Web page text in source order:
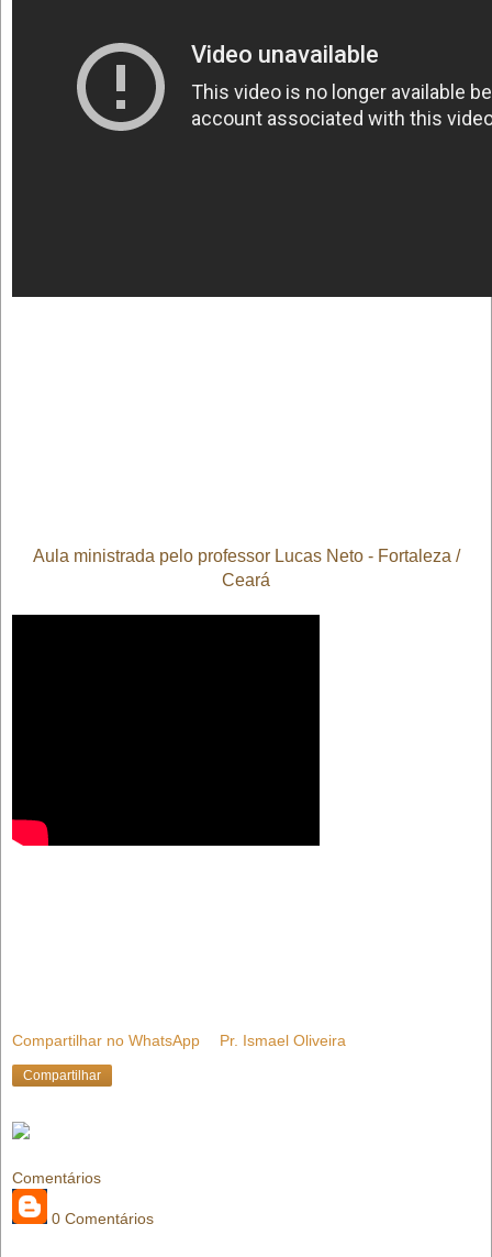
Aula ministrada pelo professor Lucas Neto - Fortaleza /
Ceará
Compartilhar no WhatsApp Pr. Ismael Oliveira
Compartilhar
Comentários
0 Comentários